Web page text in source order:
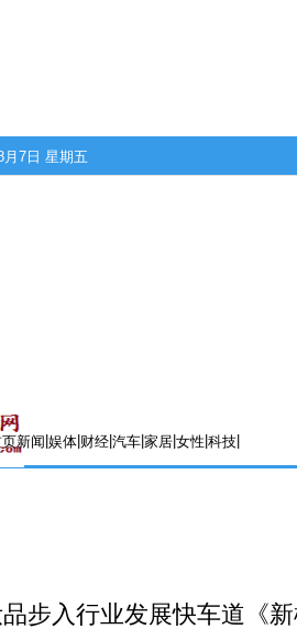
月7日 星期五
新闻 娱体 财经 汽车 家居 女性 科技
步入行业发展快车道《